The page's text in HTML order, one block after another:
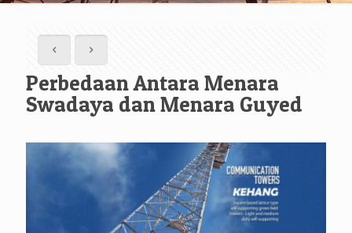
Perbedaan Antara Menara
Swadaya dan Menara Guyed